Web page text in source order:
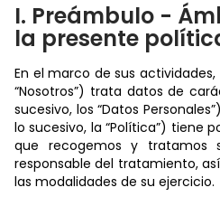
I. Preámbulo -
la presente
En el marco de sus
“Nosotros”) trata datos de
sucesivo, los “Datos
lo sucesivo, la “Política”) tiene
que recogemos y tratamos
responsable del tratamiento,
las modalidades de su ejercicio.